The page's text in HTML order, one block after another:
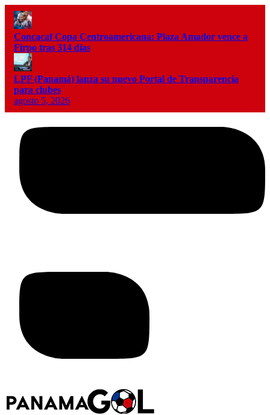
Concacaf Copa Centroamericana: Plaza Amador vence a
Firpo tras 314 días
LPF (Panamá) lanza su nuevo Portal de Transparencia
para clubes
agosto 5, 2026